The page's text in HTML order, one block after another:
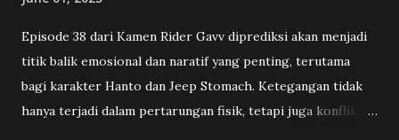
Episode 38 dari Kamen Rider Gavv diprediksi akan menjadi
titik balik emosional dan naratif yang penting, terutama
bagi karakter Hanto dan Jeep Stomach. Ketegangan tidak
hanya terjadi dalam pertarungan fisik, tetapi juga konflik